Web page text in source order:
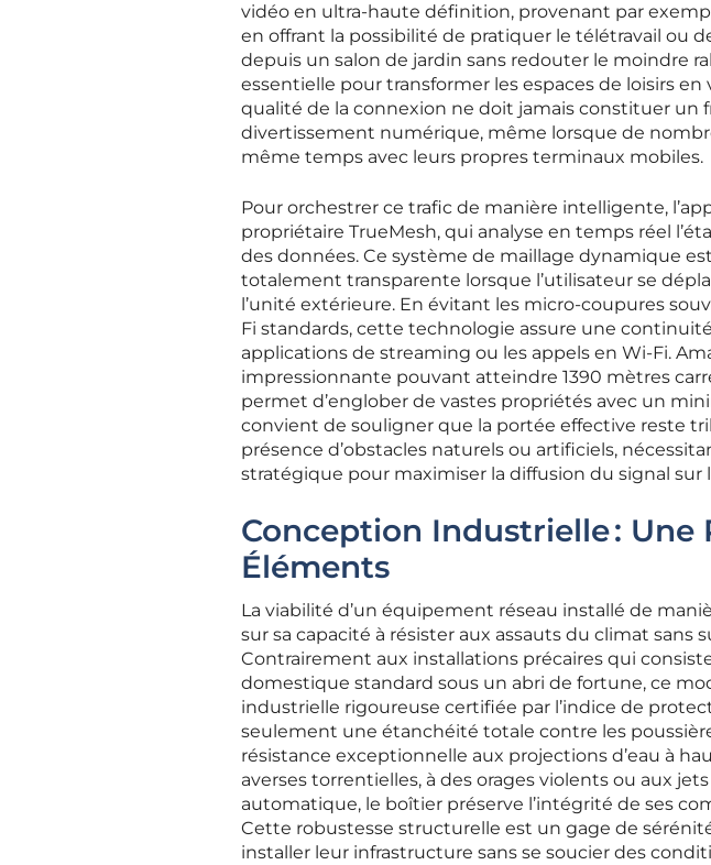
vidéo en ultra-haute définition, provenant par
en offrant la possibilité de pratiquer le télétravail ou
depuis un salon de jardin sans redouter le moindre
essentielle pour transformer les espaces de loisirs
qualité de la connexion ne doit jamais constituer un
divertissement numérique, même lorsque de
même temps avec leurs propres terminaux mobiles.
Pour orchestrer ce trafic de manière intelligente,
propriétaire TrueMesh, qui analyse en temps réel
des données. Ce système de maillage dynamique
totalement transparente lorsque l’utilisateur se
l’unité extérieure. En évitant les micro-coupures
Fi standards, cette technologie assure une
applications de streaming ou les appels en Wi-Fi.
impressionnante pouvant atteindre 1390 mètres
permet d’englober de vastes propriétés avec un
convient de souligner que la portée effective reste
présence d’obstacles naturels ou artificiels,
stratégique pour maximiser la diffusion du signal sur
Conception Industrielle : Une
Éléments
La viabilité d’un équipement réseau installé de
sur sa capacité à résister aux assauts du climat sans
Contrairement aux installations précaires qui
domestique standard sous un abri de fortune, ce
industrielle rigoureuse certifiée par l’indice de
seulement une étanchéité totale contre les
résistance exceptionnelle aux projections d’eau à
averses torrentielles, à des orages violents ou aux
automatique, le boîtier préserve l’intégrité de ses
Cette robustesse structurelle est un gage de
installer leur infrastructure sans se soucier des